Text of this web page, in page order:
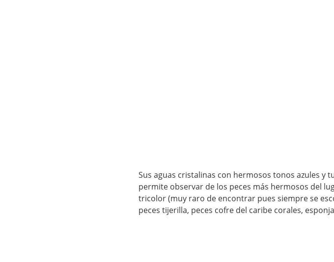
Sus aguas cristalinas con hermosos tonos azules y
permite observar de los peces más hermosos del
tricolor (muy raro de encontrar pues siempre se
peces tijerilla, peces cofre del caribe corales,